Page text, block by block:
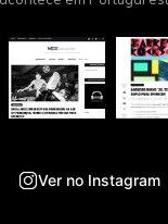
Ver no Instagram